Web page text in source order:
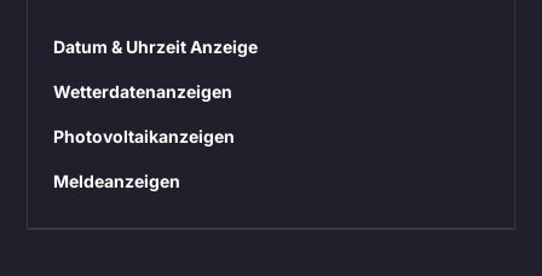
Datum & Uhrzeit Anzeige
Wetterdatenanzeigen
Photovoltaikanzeigen
Meldeanzeigen